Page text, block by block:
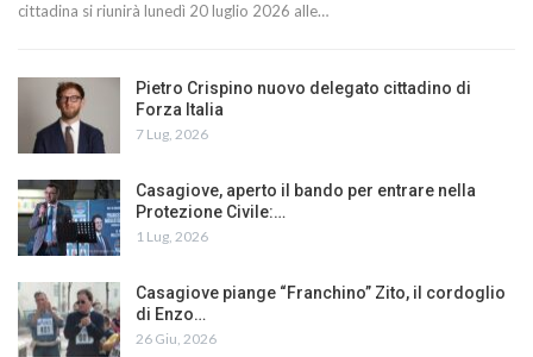
cittadina si riunirà lunedì 20 luglio 2026 alle…
Pietro Crispino nuovo delegato cittadino di
Forza Italia
7 Lug, 2026
Casagiove, aperto il bando per entrare nella
Protezione Civile:…
1 Lug, 2026
Casagiove piange “Franchino” Zito, il cordoglio
di Enzo…
26 Giu, 2026